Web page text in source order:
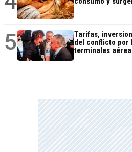
5
Tarifas,
del conflicto por
terminales